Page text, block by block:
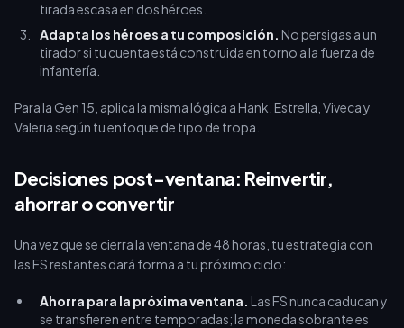
tirada escasa en dos héroes.
Adapta los héroes a tu composición. No persigas a un
tirador si tu cuenta está construida en torno a la fuerza de
infantería.
Para la Gen 15, aplica la misma lógica a Hank, Estrella, Viveca y
Valeria según tu enfoque de tipo de tropa.
Decisiones post-ventana: Reinvertir,
ahorrar o convertir
Una vez que se cierra la ventana de 48 horas, tu estrategia con
las FS restantes dará forma a tu próximo ciclo:
Ahorra para la próxima ventana. Las FS nunca caducan y
se transfieren entre temporadas; la moneda sobrante es